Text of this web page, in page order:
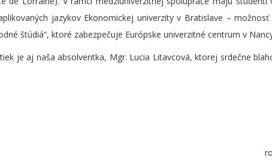
jazykov Ekonomickej univerzity v Bratislave –
štúdiá“, ktoré zabezpečuje Európske univerzitné centrum v
je aj naša absolventka, Mgr. Lucia Litavcová, ktorej srdečne
profesionálnej